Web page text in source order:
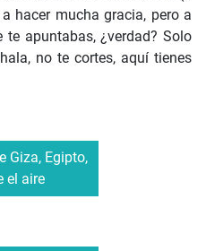
hacer mucha gracia, pero a
apuntabas, ¿verdad? Solo
no te cortes, aquí tienes
Giza, Egipto,
el aire